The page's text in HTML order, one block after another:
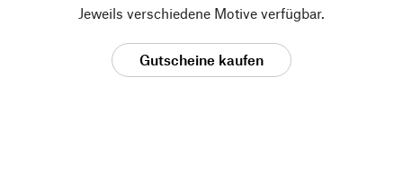
Jeweils verschiedene Motive verfügbar.
Gutscheine kaufen